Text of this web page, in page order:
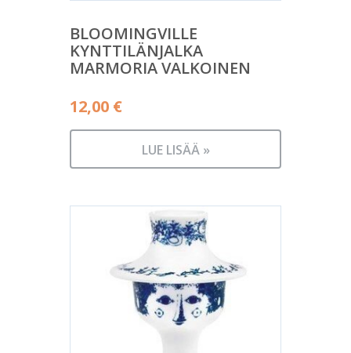
BLOOMINGVILLE
KYNTTILÄNJALKA
MARMORIA VALKOINEN
12,00 €
LUE LISÄÄ »